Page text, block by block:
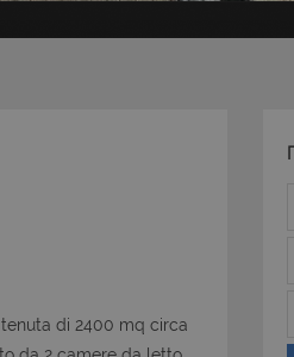
di 2400 mq circa